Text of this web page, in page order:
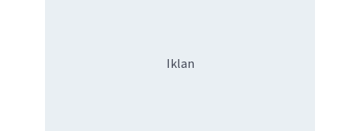
Iklan